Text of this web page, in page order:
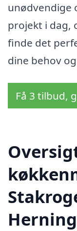
unødvendige
projekt i dag,
finde det
dine behov
Få 3 tilbud,